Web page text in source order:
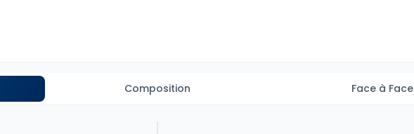
Composition Face à Face